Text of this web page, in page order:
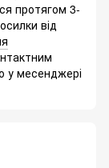
протягом 3-
від
у месенджері